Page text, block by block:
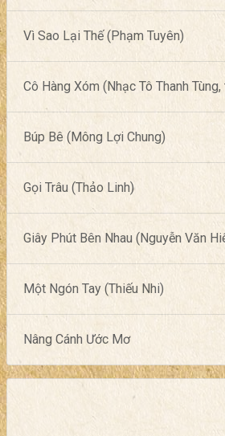
Vì Sao Lại Thế (Phạm Tuyên)
Cô Hàng Xóm (Nhạc Tô Thanh
Búp Bê (Mông Lợi Chung)
Gọi Trâu (Thảo Linh)
Giây Phút Bên Nhau (Nguyễn Văn
Một Ngón Tay (Thiếu Nhi)
Nâng Cánh Ước Mơ